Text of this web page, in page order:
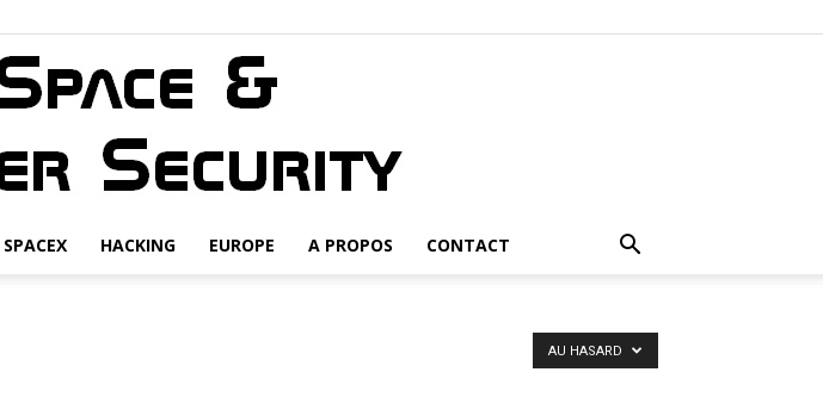
SPACEX HACKING EUROPE A PROPOS CONTACT
AU HASARD